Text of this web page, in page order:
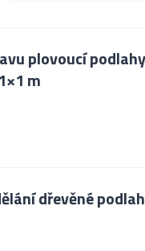
plovoucí
m
dřevěné